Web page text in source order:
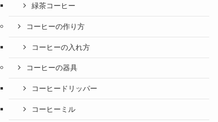
緑茶コーヒー
コーヒーの作り方
コーヒーの入れ方
コーヒーの器具
コーヒードリッパー
コーヒーミル